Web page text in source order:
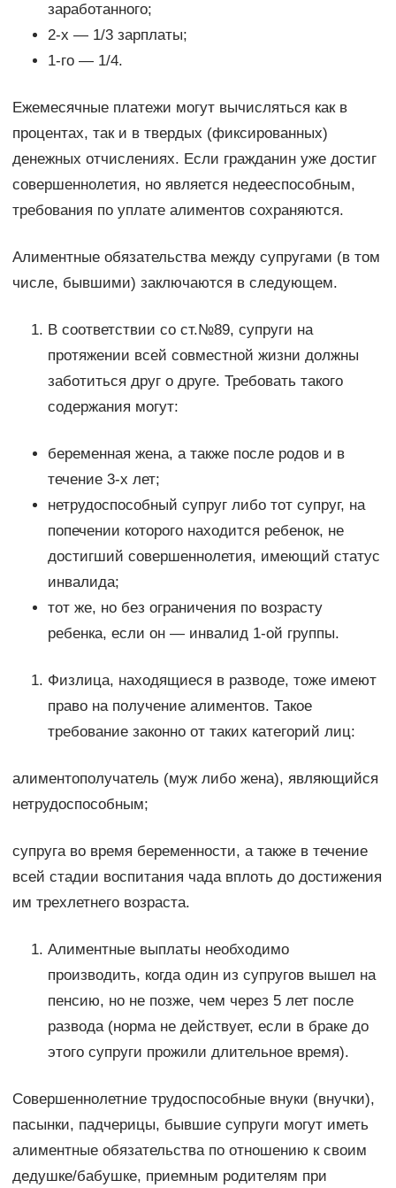
заработанного;
2-х — 1/3 зарплаты;
1-го — 1/4.
Ежемесячные платежи могут вычисляться как в
процентах, так и в твердых (фиксированных)
денежных отчислениях. Если гражданин уже достиг
совершеннолетия, но является недееспособным,
требования по уплате алиментов сохраняются.
Алиментные обязательства между супругами (в том
числе, бывшими) заключаются в следующем.
В соответствии со ст.№89, супруги на
протяжении всей совместной жизни должны
заботиться друг о друге. Требовать такого
содержания могут:
беременная жена, а также после родов и в
течение 3-х лет;
нетрудоспособный супруг либо тот супруг, на
попечении которого находится ребенок, не
достигший совершеннолетия, имеющий статус
инвалида;
тот же, но без ограничения по возрасту
ребенка, если он — инвалид 1-ой группы.
Физлица, находящиеся в разводе, тоже имеют
право на получение алиментов. Такое
требование законно от таких категорий лиц:
алиментополучатель (муж либо жена), являющийся
нетрудоспособным;
супруга во время беременности, а также в течение
всей стадии воспитания чада вплоть до достижения
им трехлетнего возраста.
Алиментные выплаты необходимо
производить, когда один из супругов вышел на
пенсию, но не позже, чем через 5 лет после
развода (норма не действует, если в браке до
этого супруги прожили длительное время).
Совершеннолетние трудоспособные внуки (внучки),
пасынки, падчерицы, бывшие супруги могут иметь
алиментные обязательства по отношению к своим
дедушке/бабушке, приемным родителям при